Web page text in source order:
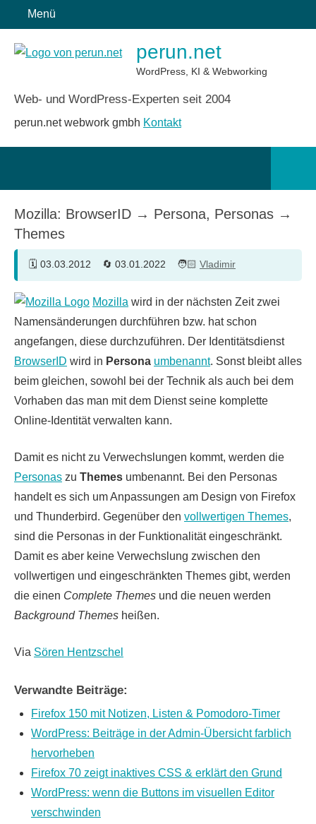
Inhalt
springen
Menü
perun.net
WordPress, KI & Webworking
Web- und WordPress-Experten seit 2004
perun.net webwork gmbh Kontakt
Mozilla: BrowserID → Persona, Personas →
Themes
03.03.2012 03.01.2022 Vladimir
Mozilla wird in der nächsten Zeit zwei
Namensänderungen durchführen bzw. hat schon
angefangen, diese durchzuführen. Der Identitätsdienst
BrowserID wird in Persona umbenannt. Sonst bleibt alles
beim gleichen, sowohl bei der Technik als auch bei dem
Vorhaben das man mit dem Dienst seine komplette
Online-Identität verwalten kann.
Damit es nicht zu Verwechslungen kommt, werden die
Personas zu Themes umbenannt. Bei den Personas
handelt es sich um Anpassungen am Design von Firefox
und Thunderbird. Gegenüber den vollwertigen Themes,
sind die Personas in der Funktionalität eingeschränkt.
Damit es aber keine Verwechslung zwischen den
vollwertigen und eingeschränkten Themes gibt, werden
die einen Complete Themes und die neuen werden
Background Themes heißen.
Via Sören Hentzschel
Verwandte Beiträge:
Firefox 150 mit Notizen, Listen & Pomodoro-Timer
WordPress: Beiträge in der Admin-Übersicht farblich
hervorheben
Firefox 70 zeigt inaktives CSS & erklärt den Grund
WordPress: wenn die Buttons im visuellen Editor
verschwinden